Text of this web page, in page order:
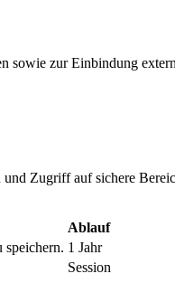
zur Einbindung
Zugriff auf sichere
Ablauf
speichern. 1 Jahr
Session